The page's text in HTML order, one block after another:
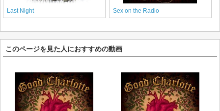
Last Night Sex on the Radio
このページを見た人におすすめの動画